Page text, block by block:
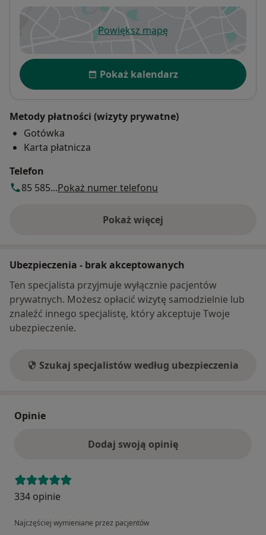
Powiększ mapęotwiera się w nowej karcie
Dostępność
Pokaż kalendarz
Metody płatności (wizyty prywatne)
Gotówka
Karta płatnicza
Telefon
85 585...Pokaż numer telefonu
Pokaż więcej
o adresie
Ubezpieczenia - brak akceptowanych
Ten specjalista przyjmuje wyłącznie pacjentów
prywatnych. Możesz opłacić wizytę samodzielnie lub
znaleźć innego specjalistę, który akceptuje Twoje
ubezpieczenie.
Szukaj specjalistów według ubezpieczenia
Opinie
Dodaj swoją opinię
334 opinie
Najczęściej wymieniane przez pacjentów